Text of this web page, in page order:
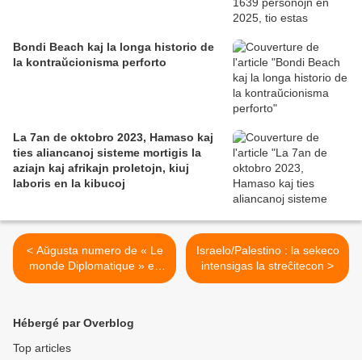
Bondi Beach kaj la longa historio de
la kontraŭcionisma perforto
La 7an de oktobro 2023, Hamaso kaj
ties aliancanoj sisteme mortigis la
aziajn kaj afrikajn proletojn, kiuj
laboris en la kibucoj
< Aŭgusta numero de « Le
monde Diplomatique » en
Esperanto
Israelo/Palestino : la sekeco
intensigas la streĉitecon >
Hébergé par Overblog
Top articles